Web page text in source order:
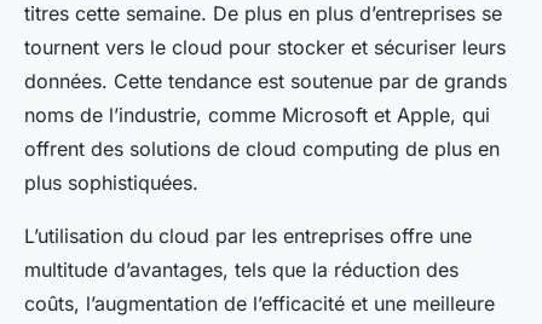
titres cette semaine. De plus en plus d’entreprises se
tournent vers le cloud pour stocker et sécuriser leurs
données. Cette tendance est soutenue par de grands
noms de l’industrie, comme Microsoft et Apple, qui
offrent des solutions de cloud computing de plus en
plus sophistiquées.
L’utilisation du cloud par les entreprises offre une
multitude d’avantages, tels que la réduction des
coûts, l’augmentation de l’efficacité et une meilleure